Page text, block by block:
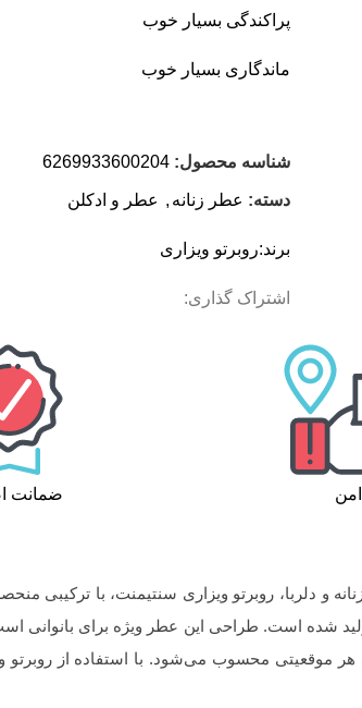
پراکندگی بسیار خوب
ماندگاری بسیار خوب
شناسه محصول: 6269933600204
دسته: عطر زنانه , عطر و ادکلن
برند:روبرتو ویزاری
اشتراک گذاری:
ضمانت
و دلربا، روبرتو ویزاری سنتیمنت، با ترکیبی
تولید شده است. طراحی این عطر ویژه برای
هر موقعیتی محسوب می‌شود. با استفاده از